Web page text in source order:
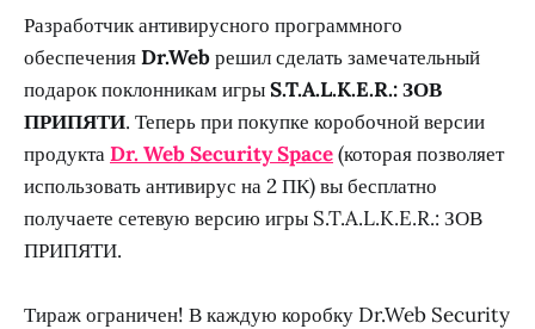
Разработчик антивирусного программного
обеспеченияDr.Webрешил сделать замечательный
подарок поклонникам игрыS.T.A.L.K.E.R.: ЗОВ
ПРИПЯТИ. Теперь при покупке коробочной версии
продуктаDr. Web Security Space(которая позволяет
использовать антивирус на 2 ПК) вы бесплатно
получаете сетевую версию игры S.T.A.L.K.E.R.: ЗОВ
ПРИПЯТИ.
Тираж ограничен! В каждую коробку Dr.Web Security